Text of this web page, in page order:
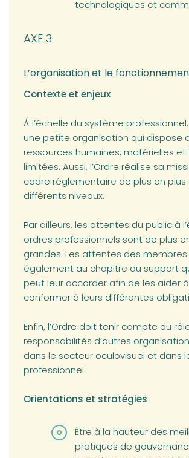
technologiques et
AXE 3
L’organisation et le
Contexte et enjeux
À l’échelle du système
une petite organisation qui dispose
ressources humaines, matérielles et
limitées. Aussi, l’Ordre réalise sa
cadre réglementaire de plus en plus
différents niveaux.
Par ailleurs, les attentes du public à
ordres professionnels sont de plus
grandes. Les attentes des
également au chapitre du support
peut leur accorder afin de les aider
conformer à leurs différentes
Enfin, l’Ordre doit tenir compte du
responsabilités d’autres
dans le secteur oculovisuel et dans
professionnel.
Orientations et stratégies
Être à la hauteur des
pratiques de